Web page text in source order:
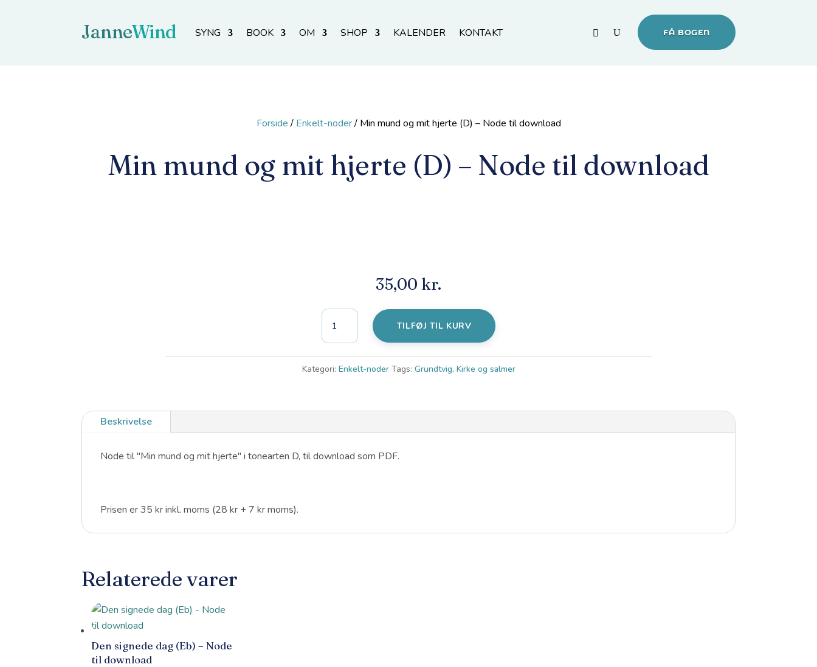
SYNG BOOK OM SHOP KALENDER KONTAKT FÅ BOGEN
Forside/ Enkelt-noder/ Min mund og mit hjerte (D) – Node til download
Min mund og mit hjerte (D) – Node til download
35,00 kr.
Min
mit
Node
til
TILFØJ TIL KURV
Kategori: Enkelt-noder Tags: Grundtvig, Kirke og salmer
Beskrivelse
Node til "Min mund og mit hjerte" i tonearten D, til download som PDF.
Prisen er 35 kr inkl. moms (28 kr + 7 kr moms).
Relaterede varer
Den signede dag (Eb) – Node
til download